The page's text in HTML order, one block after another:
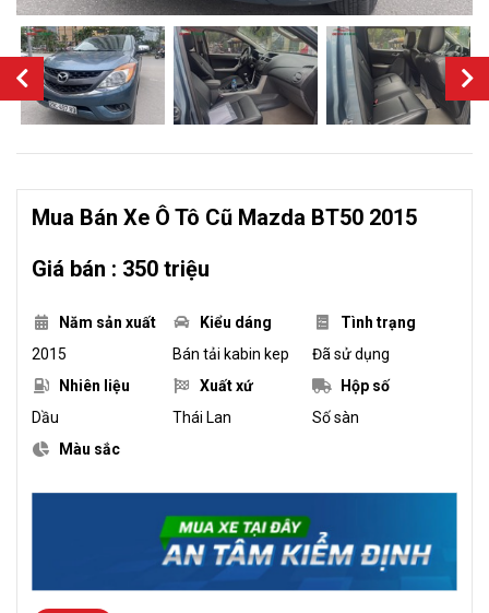
Mua Bán Xe Ô Tô Cũ Mazda BT50 2015
Giá bán : 350 triệu
Năm sản xuất
2015
Kiểu dáng
Bán tải kabin kep
Tình trạng
Đã sử dụng
Nhiên liệu
Dầu
Xuất xứ
Thái Lan
Hộp số
Số sàn
Màu sắc